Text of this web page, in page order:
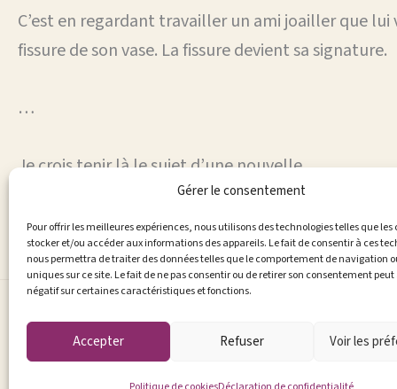
Gérer le consentement
Pour offrir les meilleures expériences, nous utilisons des technologies telles que les
stocker et/ou accéder aux informations des appareils. Le fait de consentir à ces
nous permettra de traiter des données telles que le comportement de navigation
uniques sur ce site. Le fait de ne pas consentir ou de retirer son consentement
négatif sur certaines caractéristiques et fonctions.
Accepter Refuser Voir les
C’est en regardant travailler un ami joailler que
fissure de son vase. La fissure devient sa signature.
…
Je crois tenir là le sujet d’une nouvelle.